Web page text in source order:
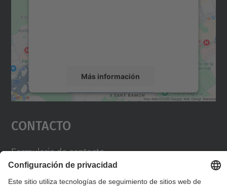
Más información
Aceptar
powered by
Contacto
Formulario de contacto